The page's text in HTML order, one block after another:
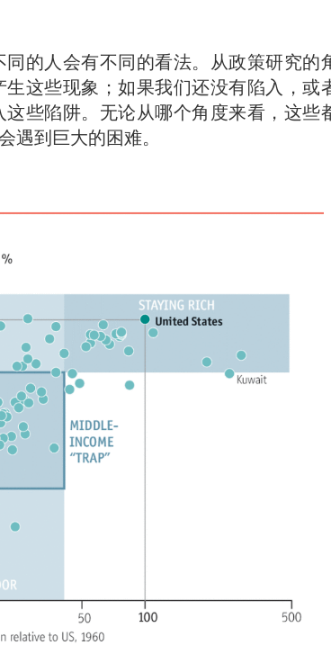
的人会有不同的看法。从政策研究的
这些现象；如果我们还没有陷入，或
些陷阱。无论从哪个角度来看，这些
遇到巨大的困难。